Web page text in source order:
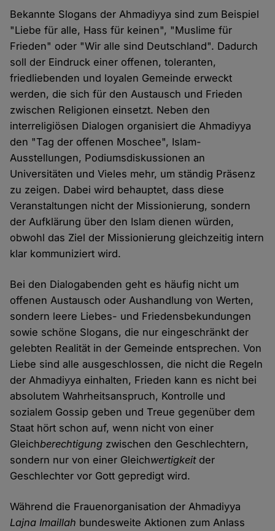
Bekannte Slogans der Ahmadiyya sind zum Beispiel
"Liebe für alle, Hass für keinen", "Muslime für
Frieden" oder "Wir alle sind Deutschland". Dadurch
soll der Eindruck einer offenen, toleranten,
friedliebenden und loyalen Gemeinde erweckt
werden, die sich für den Austausch und Frieden
zwischen Religionen einsetzt. Neben den
interreligiösen Dialogen organisiert die Ahmadiyya
den "Tag der offenen Moschee", Islam-
Ausstellungen, Podiumsdiskussionen an
Universitäten und Vieles mehr, um ständig Präsenz
zu zeigen. Dabei wird behauptet, dass diese
Veranstaltungen nicht der Missionierung, sondern
der Aufklärung über den Islam dienen würden,
obwohl das Ziel der Missionierung gleichzeitig intern
klar kommuniziert wird.
Bei den Dialogabenden geht es häufig nicht um
offenen Austausch oder Aushandlung von Werten,
sondern leere Liebes- und Friedensbekundungen
sowie schöne Slogans, die nur eingeschränkt der
gelebten Realität in der Gemeinde entsprechen. Von
Liebe sind alle ausgeschlossen, die nicht die Regeln
der Ahmadiyya einhalten, Frieden kann es nicht bei
absolutem Wahrheitsanspruch, Kontrolle und
sozialem Gossip geben und Treue gegenüber dem
Staat hört schon auf, wenn nicht von einer
Gleichberechtigung zwischen den Geschlechtern,
sondern nur von einer Gleichwertigkeitder
Geschlechter vor Gott gepredigt wird.
Während die Frauenorganisation der Ahmadiyya
Lajna Imaillah bundesweite Aktionen zum Anlass